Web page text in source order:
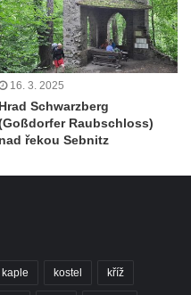
16. 3. 2025
Hrad Schwarzberg
Raubschloss)
nad řekou Sebnitz
kaple kostel kříž